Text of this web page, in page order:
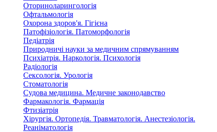
Оториноларингологія
Офтальмологія
Охорона здоров'я. Гігієна
Патофізіологія. Патоморфологія
Педіатрія
Природничі науки за медичним спрямуванням
Психіатрія. Наркологія. Психологія
Радіологія
Сексологія. Урологія
Стоматологія
Судова медицина. Медичне законодавство
Фармакологія. Фармація
Фтизіатрія
Хірургія. Ортопедія. Травматологія. Анестезіологія.
Реаніматологія